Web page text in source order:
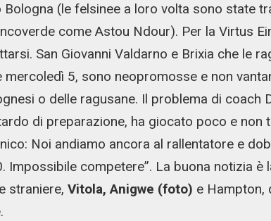
(le felsinee a loro volta sono state
come Astou Ndour). Per la Virtus
San Giovanni Valdarno e Brixia che le
5, sono neopromosse e non
o delle ragusane. Il problema di coach
di preparazione, ha giocato poco e non
Noi andiamo ancora al rallentatore e
Impossibile competere”. La buona notizia è
straniere, Vitola, Anigwe (foto) e Hampton,